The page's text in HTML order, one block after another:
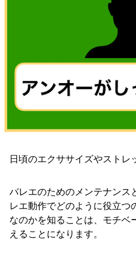
日頃のエクササイズやストレ
バレエのためのメンテナンス
レエ動作でどのように役立つ
なのかを知ることは、モチベ
えることになります。